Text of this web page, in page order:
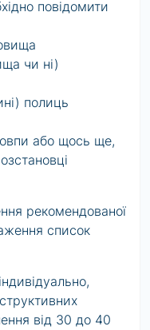
повідомити
чи ні)
полиць
або щось ще,
рекомендованої
список
від 30 до 40